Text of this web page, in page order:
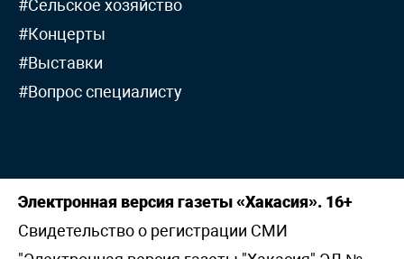
#Сельское хозяйство
#Концерты
#Выставки
#Вопрос специалисту
Электронная версия газеты «Хакасия». 16+
Свидетельство о регистрации СМИ